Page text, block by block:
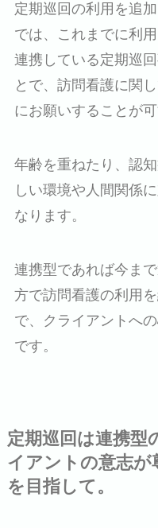
定期巡回の利用を追
では、これまでに利
連携している定期巡
とで、訪問看護に関
にお願いすることが可
年齢を重ねたり、認
しい環境や人間関係
なります。
連携型であれば今ま
方で訪問看護の利用
で、クライアントへ
です。
定期巡回は連携型
イアントの意志が
を目指して。